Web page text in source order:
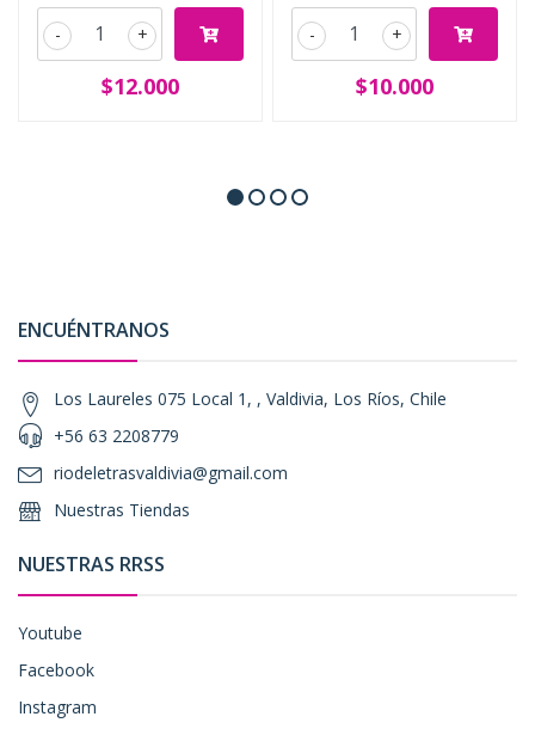
+
-
$12.000
+
-
$10.000
ENCUÉNTRANOS
Los Laureles 075 Local 1, , Valdivia, Los Ríos, Chile
+56 63 2208779
riodeletrasvaldivia@gmail.com
Nuestras Tiendas
NUESTRAS RRSS
Youtube
Facebook
Instagram